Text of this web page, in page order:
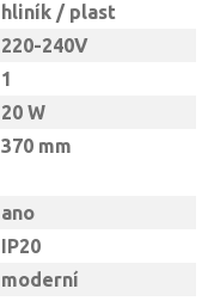
hliník / plast
220-240V
1
20 W
370 mm
ano
IP20
moderní